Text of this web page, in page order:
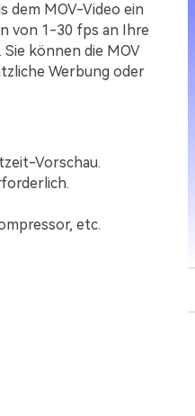
dem MOV-Video ein
von 1-30 fps an Ihre
können die MOV
Werbung oder
Vorschau.
etc.